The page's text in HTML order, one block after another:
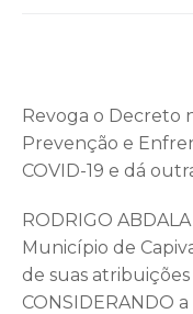
Revoga o Decreto
Prevenção e
COVID-19 e dá
RODRIGO
Município de
de suas
CONSIDERANDO